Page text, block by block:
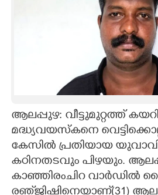
CARTOONS
LITERATURE
ആലപ്പുഴ: വീട്ടുമുറ്റത്ത്​
മദ്ധ്യവയസ്കനെ
കേസിൽ പ്രതിയായ
കഠിനതടവും പിഴയും.
കാഞ്ഞിരംചിറ വാർഡിൽ